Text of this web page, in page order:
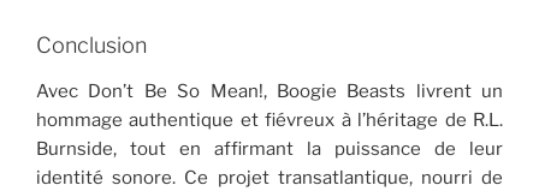
Conclusion
Avec Don’t Be So Mean!, Boogie Beasts livrent un
hommage authentique et fiévreux à l’héritage de R.L.
Burnside, tout en affirmant la puissance de leur
identité sonore. Ce projet transatlantique, nourri de